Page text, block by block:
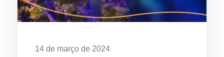
14 de março de 2024